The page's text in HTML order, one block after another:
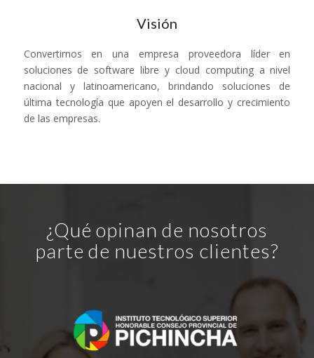
Visión
Convertirnos en una empresa proveedora líder en
soluciones de software libre y cloud computing a nivel
nacional y latinoamericano, brindando soluciones de
última tecnología que apoyen el desarrollo y crecimiento
de las empresas.
¿Qué opinan de nosotros
parte de nuestros clientes?